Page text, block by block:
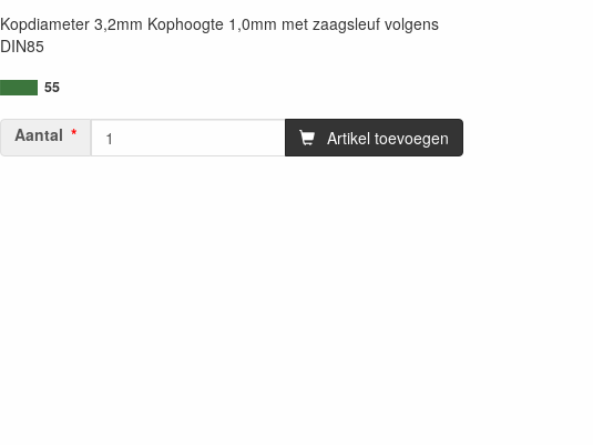
Kopdiameter 3,2mm Kophoogte 1,0mm met zaagsleuf volgens
DIN85
55
Aantal Artikel toevoegen